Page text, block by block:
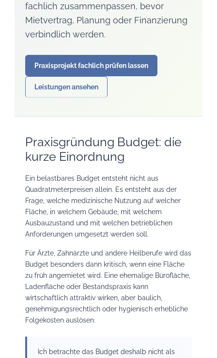
fachlich zusammenpassen, bevor
Mietvertrag, Planung oder Finanzierung
verbindlich werden.
Praxisprojekt fachlich prüfen lassen
Leistungen ansehen
Praxisgründung Budget: die
kurze Einordnung
Ein belastbares Budget entsteht nicht aus
Quadratmeterpreisen allein. Es entsteht aus der
Frage, welche medizinische Nutzung auf welcher
Fläche, in welchem Gebäude, mit welchem
Ausbauzustand und mit welchen betrieblichen
Anforderungen umgesetzt werden soll.
Für Ärzte, Zahnärzte und andere Heilberufe wird das
Budget besonders dann kritisch, wenn eine Fläche
zu früh angemietet wird. Eine ehemalige Bürofläche,
Ladenfläche oder Bestandspraxis kann
wirtschaftlich attraktiv wirken, aber baulich,
genehmigungsrechtlich oder hygienisch erhebliche
Folgekosten auslösen.
Ich betrachte das Budget deshalb nicht als